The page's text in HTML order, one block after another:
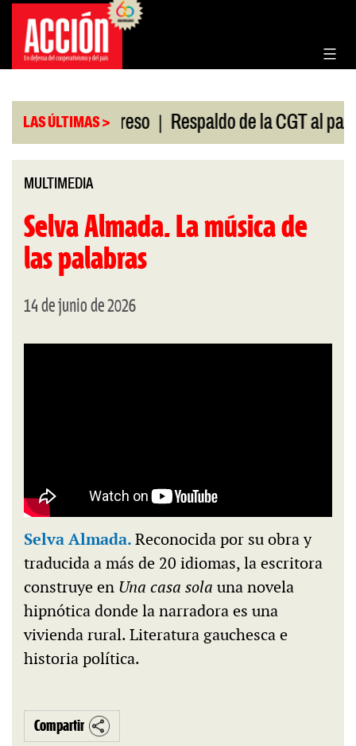
Saltar
contenido
LAS ÚLTIMAS >
en el Congreso | Respaldo de la CGT al paro
MULTIMEDIA
Selva Almada. La música de
las palabras
14 de junio de 2026
Selva Almada.Reconocida por su obra y
traducida a más de 20 idiomas, la escritora
construye en Una casa sola una novela
hipnótica donde la narradora es una
vivienda rural. Literatura gauchesca e
historia política.
Compartir